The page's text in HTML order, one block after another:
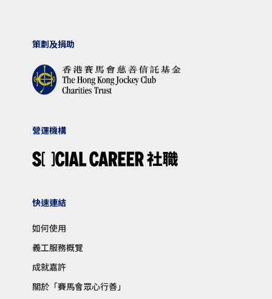
策劃及捐助
營運機構
快速連結
如何使用
義工服務概覽
成就嘉許
關於「賽馬會眾心行善」